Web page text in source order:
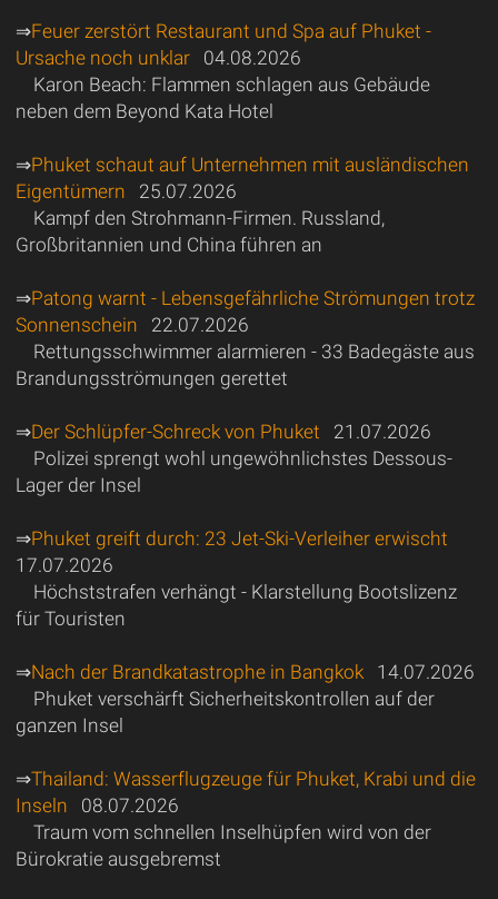
⇒Feuer zerstört Restaurant und Spa auf Phuket -
Ursache noch unklar04.08.2026
Karon Beach: Flammen schlagen aus Gebäude
neben dem Beyond Kata Hotel
⇒Phuket schaut auf Unternehmen mit ausländischen
Eigentümern 25.07.2026
Kampf den Strohmann-Firmen. Russland,
Großbritannien und China führen an
⇒Patong warnt - Lebensgefährliche Strömungen trotz
Sonnenschein 22.07.2026
Rettungsschwimmer alarmieren - 33 Badegäste aus
Brandungsströmungen gerettet
⇒Der Schlüpfer-Schreck von Phuket 21.07.2026
Polizei sprengt wohl ungewöhnlichstes Dessous-
Lager der Insel
⇒Phuket greift durch: 23 Jet-Ski-Verleiher erwischt
17.07.2026
Höchststrafen verhängt - Klarstellung Bootslizenz
für Touristen
⇒Nach der Brandkatastrophe in Bangkok14.07.2026
Phuket verschärft Sicherheitskontrollen auf der
ganzen Insel
⇒Thailand: Wasserflugzeuge für Phuket, Krabi und die
Inseln 08.07.2026
Traum vom schnellen Inselhüpfen wird von der
Bürokratie ausgebremst